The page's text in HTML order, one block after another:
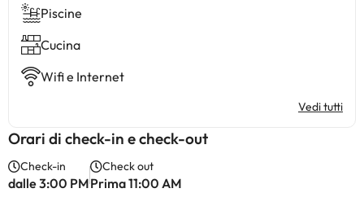
Piscine
Cucina
Wifi e Internet
Vedi tutti
Orari di check-in e check-out
Check-in
dalle 3:00 PM
Check out
Prima 11:00 AM